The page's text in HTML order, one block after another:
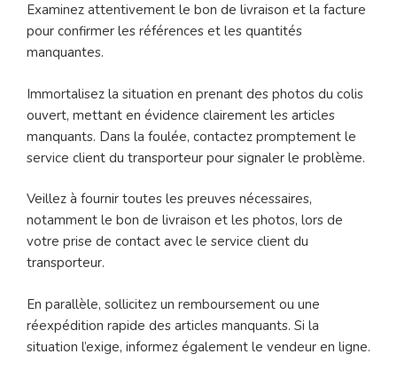
Examinez attentivement le bon de livraison et la facture
pour confirmer les références et les quantités
manquantes.
Immortalisez la situation en prenant des photos du colis
ouvert, mettant en évidence clairement les articles
manquants. Dans la foulée, contactez promptement le
service client du transporteur pour signaler le problème.
Veillez à fournir toutes les preuves nécessaires,
notamment le bon de livraison et les photos, lors de
votre prise de contact avec le service client du
transporteur.
En parallèle, sollicitez un remboursement ou une
réexpédition rapide des articles manquants. Si la
situation l’exige, informez également le vendeur en ligne.